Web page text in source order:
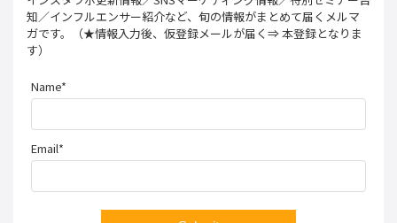
知／インフルエンサー紹介など、旬の情報がまとめて届くメルマ
ガです。（★情報入力後、仮登録メールが届く⇒ 本登録となりま
す）
Name*
Email*